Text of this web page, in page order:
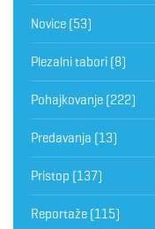
Novice (53)
Plezalni tabori (8)
Pohajkovanje (222)
Predavanja (13)
Pristop (137)
Reportaže (115)